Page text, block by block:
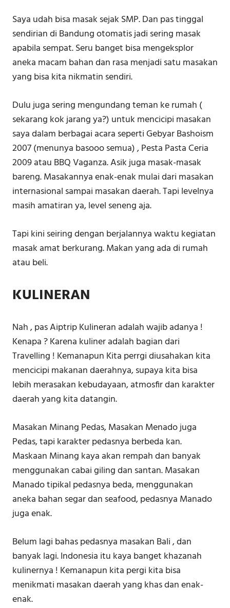
Saya udah bisa masak sejak SMP. Dan pas tinggal
sendirian di Bandung otomatis jadi sering masak
apabila sempat. Seru banget bisa mengeksplor
aneka macam bahan dan rasa menjadi satu masakan
yang bisa kita nikmatin sendiri.
Dulu juga sering mengundang teman ke rumah (
sekarang kok jarang ya?) untuk mencicipi masakan
saya dalam berbagai acara seperti Gebyar Bashoism
2007 (menunya basooo semua) , Pesta Pasta Ceria
2009 atau BBQ Vaganza. Asik juga masak-masak
bareng. Masakannya enak-enak mulai dari masakan
internasional sampai masakan daerah. Tapi levelnya
masih amatiran ya, level seneng aja.
Tapi kini seiring dengan berjalannya waktu kegiatan
masak amat berkurang. Makan yang ada di rumah
atau beli.
KULINERAN
Nah , pas Aiptrip Kulineran adalah wajib adanya !
Kenapa ? Karena kuliner adalah bagian dari
Travelling ! Kemanapun Kita perrgi diusahakan kita
mencicipi makanan daerahnya, supaya kita bisa
lebih merasakan kebudayaan, atmosfir dan karakter
daerah yang kita datangin.
Masakan Minang Pedas, Masakan Menado juga
Pedas, tapi karakter pedasnya berbeda kan.
Maskaan Minang kaya akan rempah dan banyak
menggunakan cabai giling dan santan. Masakan
Manado tipikal pedasnya beda, menggunakan
aneka bahan segar dan seafood, pedasnya Manado
juga enak.
Belum lagi bahas pedasnya masakan Bali , dan
banyak lagi. Indonesia itu kaya banget khazanah
kulinernya ! Kemanapun kita pergi kita bisa
menikmati masakan daerah yang khas dan enak-
enak.